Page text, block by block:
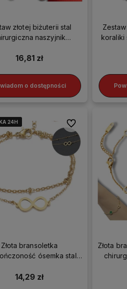
złotej biżuterii stal
naszyjnik
16,81 zł
o dostępności
koraliki
24H
24H
24H
24H
Złota bransoletka
ósemka stal
14,29 zł
Do ulubionych
Złota